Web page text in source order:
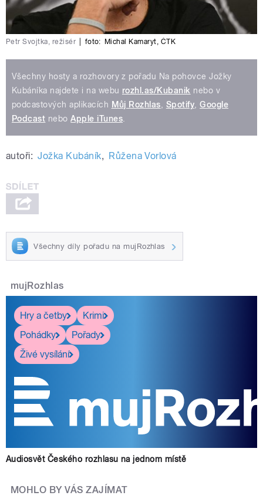
Petr Svojtka, režisér foto: Michal Kamaryt ČTK
Všechny hosty a rozhovory z pořadu Na pohovce Jožky
Kubáníka najdete i na webu rozhl.as/Kubanik nebo v
podcastových aplikacích Můj Rozhlas Spotify ,Google
Podcast neboApple iTunes
autoři: Jožka Kubáník, Růžena Vorlová
Všechny díly pořadu na mujRozhlas
mujRozhlas
Hry a četby
Krimi
Pohádky
Pořady
Živé vysílání
Audiosvět Českého rozhlasu na jednom místě
MOHLO BY VÁS ZAJÍMAT